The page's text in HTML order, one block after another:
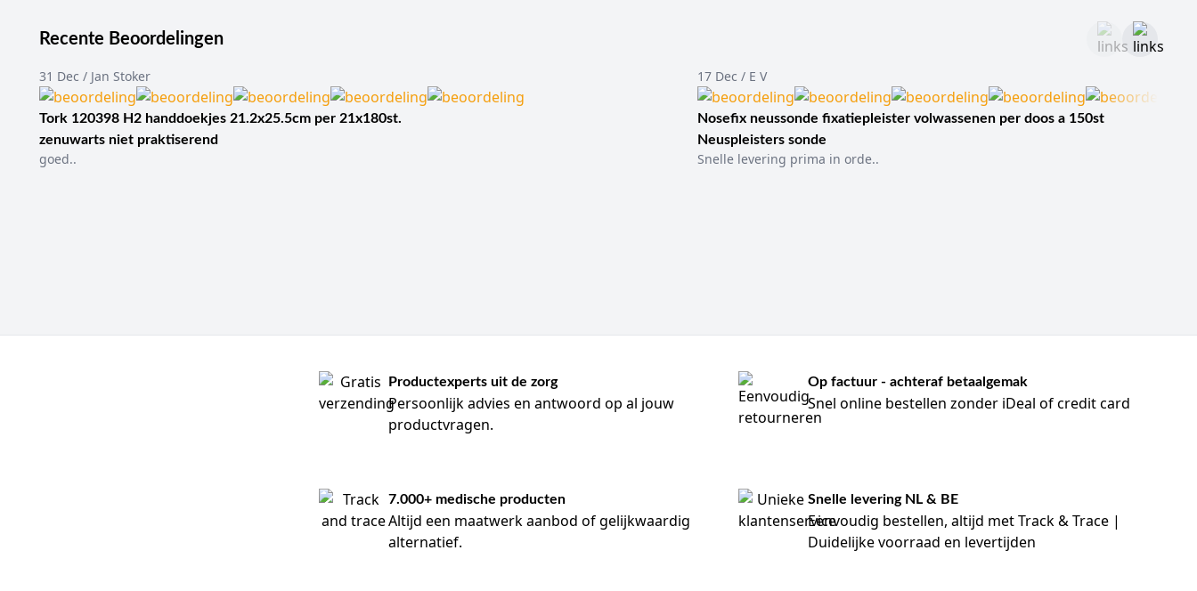
Recente Beoordelingen
31 Dec / Jan Stoker
Tork 120398 H2 handdoekjes 21.2x25.5cm per 21x180st.
zenuwarts niet praktiserend
goed..
17 Dec / E V
Nosefix neussonde fixatiepleister volwassenen per doos a 150st
Neuspleisters sonde
Snelle levering prima in orde..
Productexperts uit de zorg
Persoonlijk advies en antwoord op al jouw
productvragen.
Op factuur - achteraf betaalgemak
Snel online bestellen zonder iDeal of credit card
7.000+ medische producten
Altijd een maatwerk aanbod of gelijkwaardig
alternatief.
Snelle levering NL & BE
Eenvoudig bestellen, altijd met Track & Trace |
Duidelijke voorraad en levertijden